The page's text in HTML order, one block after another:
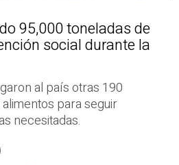
95,000 toneladas de
social durante la
al país otras 190
para seguir
necesitadas.